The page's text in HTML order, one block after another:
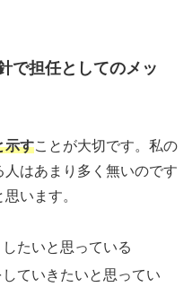
で担任としてのメッ
示すことが大切です。私の
はあまり多く無いのです
います。
たいと思っている
ていきたいと思ってい